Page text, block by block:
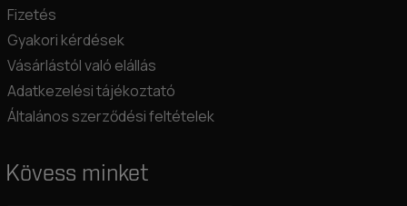
Fizetés
Gyakori kérdések
Vásárlástól való elállás
Adatkezelési tájékoztató
Általános szerződési feltételek
Kövess minket